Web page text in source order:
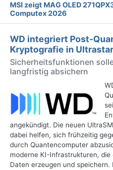
MSI zeigt MAG OLED
Computex 2026
WD integriert Post-
Kryptografie in
Sicherheitsfunktionen
langfristig absichern
angekündigt. Die neuen
dabei helfen, sich frühzeitig
durch Quantencomputer
moderne KI-Infrastrukturen,
Daten erzeugen und speichern.